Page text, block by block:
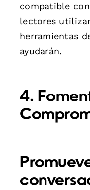
compatible
lectores
herramientas
ayudarán.
4.